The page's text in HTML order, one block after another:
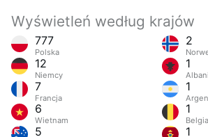
Wyświetleń według krajów
777
Polska
12
Niemcy
7
Francja
6
Wietnam
5
2
1
1
1
Belgia
1